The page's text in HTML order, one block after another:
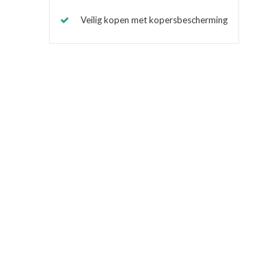
Veilig kopen met kopersbescherming